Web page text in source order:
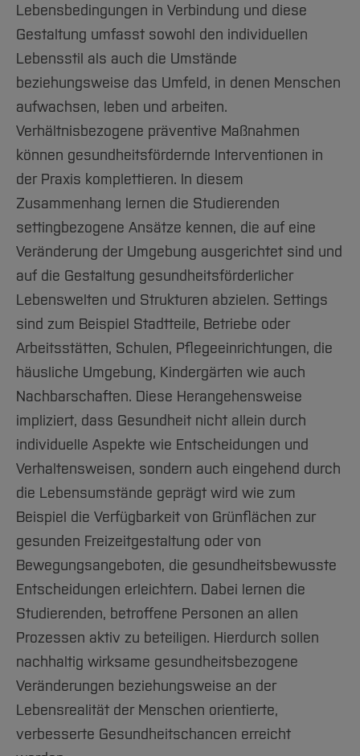
Lebensbedingungen in Verbindung und diese
Gestaltung umfasst sowohl den individuellen
Lebensstil als auch die Umstände
beziehungsweise das Umfeld, in denen Menschen
aufwachsen, leben und arbeiten.
Verhältnisbezogene präventive Maßnahmen
können gesundheitsfördernde Interventionen in
der Praxis komplettieren. In diesem
Zusammenhang lernen die Studierenden
settingbezogene Ansätze kennen, die auf eine
Veränderung der Umgebung ausgerichtet sind und
auf die Gestaltung gesundheitsförderlicher
Lebenswelten und Strukturen abzielen. Settings
sind zum Beispiel Stadtteile, Betriebe oder
Arbeitsstätten, Schulen, Pflegeeinrichtungen, die
häusliche Umgebung, Kindergärten wie auch
Nachbarschaften. Diese Herangehensweise
impliziert, dass Gesundheit nicht allein durch
individuelle Aspekte wie Entscheidungen und
Verhaltensweisen, sondern auch eingehend durch
die Lebensumstände geprägt wird wie zum
Beispiel die Verfügbarkeit von Grünflächen zur
gesunden Freizeitgestaltung oder von
Bewegungsangeboten, die gesundheitsbewusste
Entscheidungen erleichtern. Dabei lernen die
Studierenden, betroffene Personen an allen
Prozessen aktiv zu beteiligen. Hierdurch sollen
nachhaltig wirksame gesundheitsbezogene
Veränderungen beziehungsweise an der
Lebensrealität der Menschen orientierte,
verbesserte Gesundheitschancen erreicht